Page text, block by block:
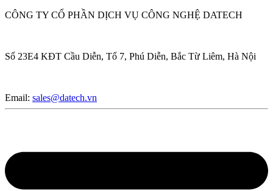
CÔNG TY CỔ PHẦN DỊCH VỤ CÔNG NGHỆ DATECH
Số 23E4 KĐT Cầu Diễn, Tổ 7, Phú Diễn, Bắc Từ Liêm, Hà Nội
Email: sales@datech.vn